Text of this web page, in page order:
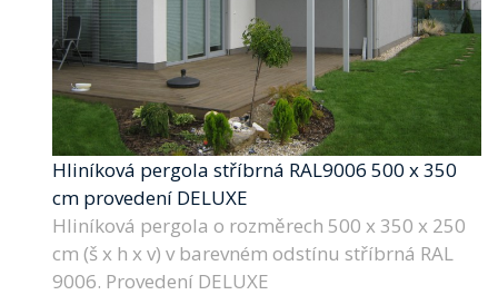
Hliníková pergola stříbrná RAL9006 500 x 350
cm provedení DELUXE
Hliníková pergola o rozměrech 500 x 350 x 250
cm (š x h x v) v barevném odstínu stříbrná RAL
9006. Provedení DELUXE